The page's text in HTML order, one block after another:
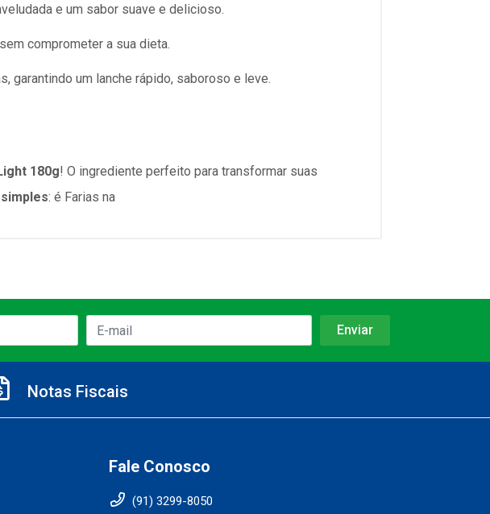
e um sabor suave e delicioso.
comprometer a sua dieta.
garantindo um lanche rápido, saboroso e leve.
180g! O ingrediente perfeito para transformar suas
: é Farias na
Notas Fiscais
Fale Conosco
(91) 3299-8050